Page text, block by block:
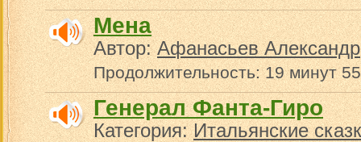
Мена
Автор:Афанасьев Александр
Продолжительность: 19 минут
Генерал Фанта-Гиро
Категория:Итальянские